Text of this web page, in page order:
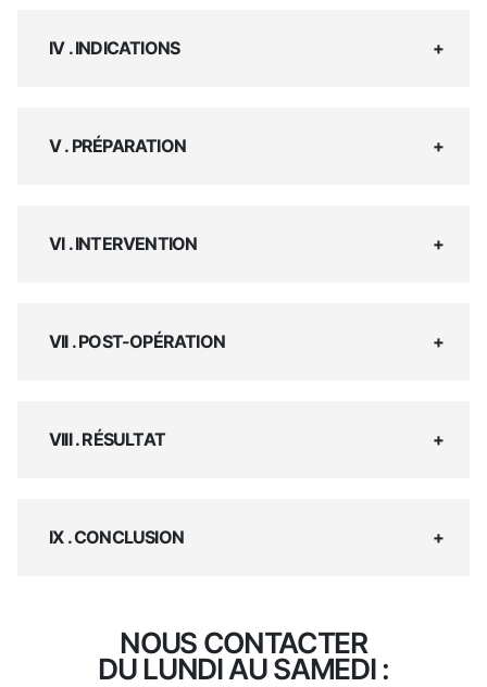
IV . INDICATIONS
V . PRÉPARATION
VI . INTERVENTION
VII . POST-OPÉRATION
VIII . RÉSULTAT
IX . CONCLUSION
NOUS CONTACTER
DU LUNDI AU SAMEDI :